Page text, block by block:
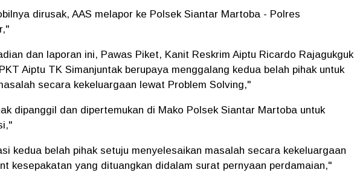
dirusak, AAS melapor ke Polsek Siantar Martoba - Polres
dan laporan ini, Pawas Piket, Kanit Reskrim Aiptu Ricardo Rajagukguk
Aiptu TK Simanjuntak berupaya menggalang kedua belah pihak untuk
secara kekeluargaan lewat Problem Solving,"
dipanggil dan dipertemukan di Mako Polsek Siantar Martoba untuk
kedua belah pihak setuju menyelesaikan masalah secara kekeluargaan
kesepakatan yang dituangkan didalam surat pernyaan perdamaian,"